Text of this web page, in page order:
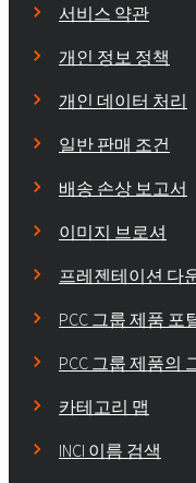
서비스 약관
개인 정보 정책
개인 데이터 처리
일반 판매 조건
배송 손상 보고서
이미지 브로셔
프레젠테이션 다
PCC 그룹 제품
PCC 그룹 제품의
카테고리 맵
INCI 이름 검색